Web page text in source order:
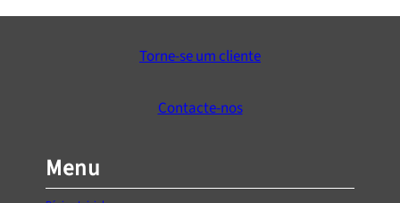
Torne-se um cliente
Contacte-nos
Menu